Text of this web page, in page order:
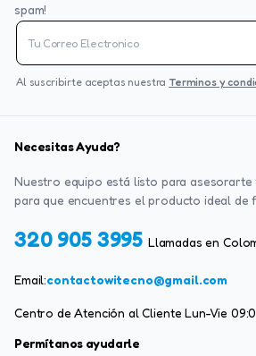
spam!
Al suscribirte aceptas nuestra Terminos y
Necesitas Ayuda?
Nuestro equipo está listo para asesorarte
para que encuentres el producto ideal de
320 905 3995 Llamadas en
Email:contactowitecno@gmail.com
Centro de Atención al Cliente Lun-Vie
Permítanos ayudarle